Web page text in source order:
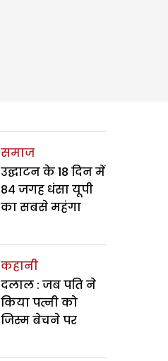
समाज
उद्घाटन के 18 दिन में
84 जगह धंसा यूपी
का सबसे महंगा
कहानी
दलाल : जब पति ने
किया पत्नी को
जिस्म बेचने पर